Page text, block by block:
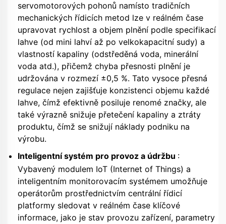
servomotorových pohonů namísto tradičních
mechanických řídicích metod lze v reálném čase
upravovat rychlost a objem plnění podle specifikací
lahve (od mini lahví až po velkokapacitní sudy) a
vlastností kapaliny (odstředěná voda, minerální
voda atd.), přičemž chyba přesnosti plnění je
udržována v rozmezí ±0,5 %. Tato vysoce přesná
regulace nejen zajišťuje konzistenci objemu každé
lahve, čímž efektivně posiluje renomé značky, ale
také výrazně snižuje přetečení kapaliny a ztráty
produktu, čímž se snižují náklady podniku na
výrobu.
Inteligentní systém pro provoz a údržbu :
Vybavený modulem IoT (Internet of Things) a
inteligentním monitorovacím systémem umožňuje
operátorům prostřednictvím centrální řídicí
platformy sledovat v reálném čase klíčové
informace, jako je stav provozu zařízení, parametry